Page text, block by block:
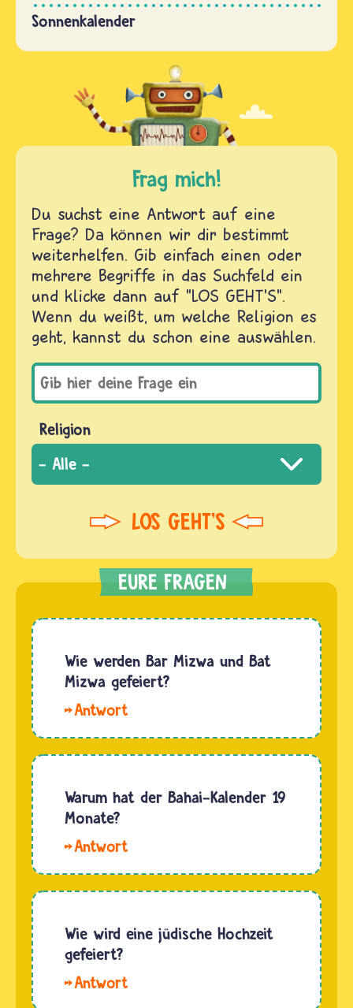
Sonnenkalender
Frag mich!
Du suchst eine Antwort auf eine
Frage? Da können wir dir bestimmt
weiterhelfen. Gib einfach einen oder
mehrere Begriffe in das Suchfeld ein
und klicke dann auf "LOS GEHT'S".
Wenn du weißt, um welche Religion es
geht, kannst du schon eine auswählen.
Religion
Wie werden Bar Mizwa und Bat
Mizwa gefeiert?
Larissa
E. Für
einen
Jungen
ist die
Bar
seinem
13.
Geburtstag
Warum hat der Bahai-Kalender 19
Monate?
Sophie.
19 ist
Bahai
heilig. Um
diese
Wie wird eine jüdische Hochzeit
gefeiert?